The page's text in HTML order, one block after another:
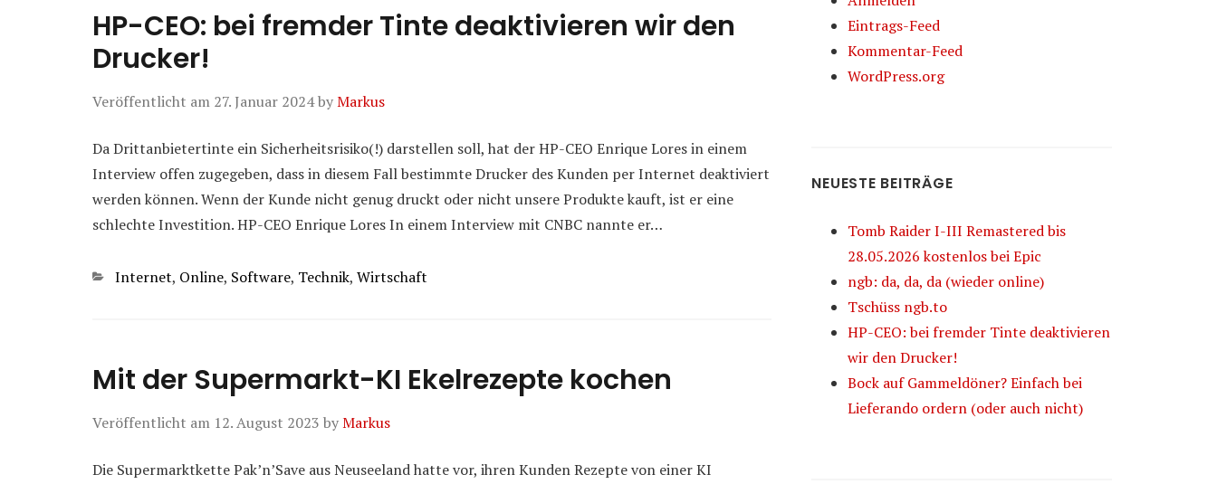
HP-CEO: bei fremder Tinte deaktivieren wir den
Drucker!
Veröffentlicht am 27. Januar 2024byMarkus
Da Drittanbietertinte ein Sicherheitsrisiko(!) darstellen soll, hat der HP-CEO Enrique Lores in einem
Interview offen zugegeben, dass in diesem Fall bestimmte Drucker des Kunden per Internet deaktiviert
werden können. Wenn der Kunde nicht genug druckt oder nicht unsere Produkte kauft, ist er eine
schlechte Investition. HP-CEO Enrique Lores In einem Interview mit CNBC nannte er…
Kategorien
Internet, Online, Software, Technik, Wirtschaft
Mit der Supermarkt-KI Ekelrezepte kochen
Veröffentlicht am 12. August 2023 byMarkus
Die Supermarktkette Pak’n’Save aus Neuseeland hatte vor, ihren Kunden Rezepte von einer KI
Eintrags-Feed
Kommentar-Feed
WordPress.org
NEUESTE BEITRÄGE
Tomb Raider I-III Remastered bis
28.05.2026 kostenlos bei Epic
ngb: da, da, da (wieder online)
Tschüss ngb.to
HP-CEO: bei fremder Tinte deaktivieren
wir den Drucker!
Bock auf Gammeldöner? Einfach bei
Lieferando ordern (oder auch nicht)